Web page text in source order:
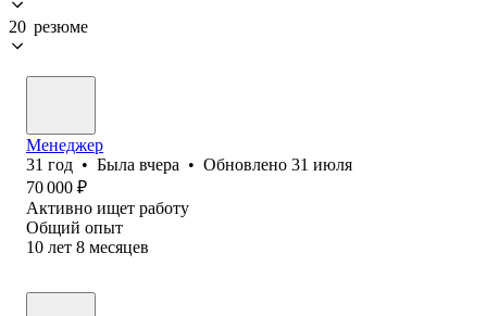
20 резюме
Менеджер
31 год • Была вчера • Обновлено 31 июля
70 000 ₽
Активно ищет работу
Общий опыт
10 лет 8 месяцев